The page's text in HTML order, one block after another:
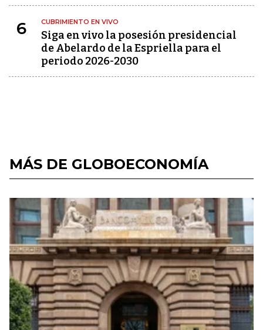
6 CUBRIMIENTO EN VIVO
Siga en vivo la posesión presidencial
de Abelardo de la Espriella para el
periodo 2026-2030
MÁS DE GLOBOECONOMÍA